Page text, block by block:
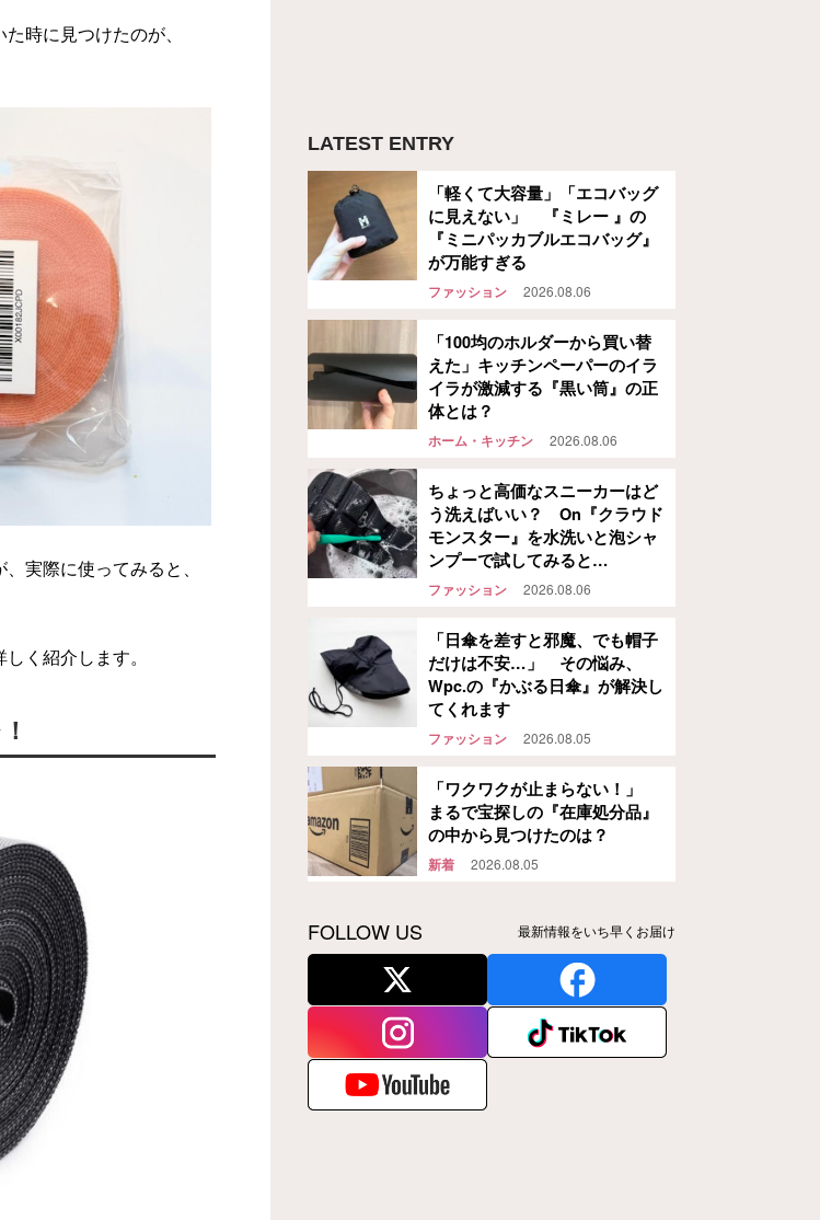
時に見つけたのが、
実際に使ってみると、
く紹介します。
LATEST ENTRY
「軽くて大容量」「エコバッグ
に見えない」 『ミレー 』の
『ミニパッカブルエコバッグ』
が万能すぎる
ファッション 2026.08.06
「100均のホルダーから買い替
えた」キッチンペーパーのイラ
イラが激減する『黒い筒』の正
体とは？
ホーム・キッチン 2026.08.06
ちょっと高価なスニーカーはど
う洗えばいい？ On『クラウド
モンスター』を水洗いと泡シャ
ンプーで試してみると…
ファッション 2026.08.06
「日傘を差すと邪魔、でも帽子
だけは不安…」 その悩み、
Wpc.の『かぶる日傘』が解決し
てくれます
ファッション 2026.08.05
「ワクワクが止まらない！」
まるで宝探しの『在庫処分品』
の中から見つけたのは？
新着 2026.08.05
FOLLOW US 最新情報をいち早くお届け